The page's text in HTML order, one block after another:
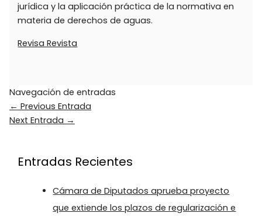
jurídica y la aplicación práctica de la normativa en
materia de derechos de aguas.
Revisa Revista
Navegación de entradas
← Previous Entrada
Next Entrada →
Entradas Recientes
Cámara de Diputados aprueba proyecto
que extiende los plazos de regularización e